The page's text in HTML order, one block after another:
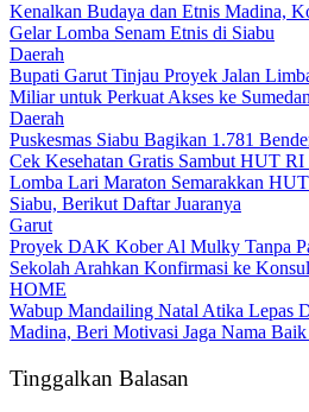
Kenalkan Budaya dan Etnis Madina,
Gelar Lomba Senam Etnis di Siabu
Daerah
Bupati Garut Tinjau Proyek Jalan
Miliar untuk Perkuat Akses ke
Daerah
Puskesmas Siabu Bagikan 1.781
Cek Kesehatan Gratis Sambut HUT RI
Lomba Lari Maraton Semarakkan
Siabu, Berikut Daftar Juaranya
Garut
Proyek DAK Kober Al Mulky Tanpa
Sekolah Arahkan Konfirmasi ke
HOME
Wabup Mandailing Natal Atika Lepas
Madina, Beri Motivasi Jaga Nama Baik
Tinggalkan Balasan